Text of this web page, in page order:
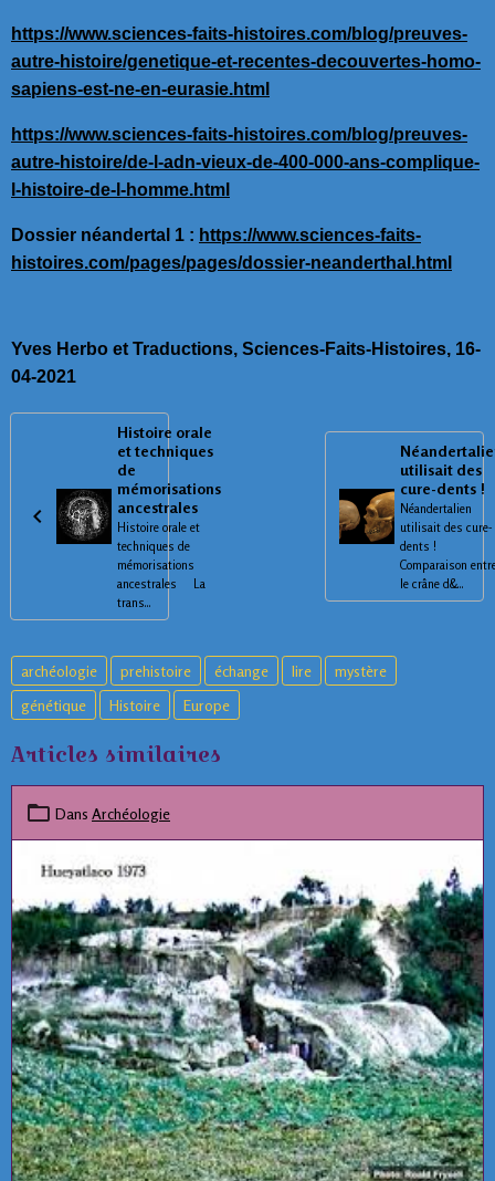
https://www.sciences-faits-histoires.com/blog/preuves-
autre-histoire/genetique-et-recentes-decouvertes-homo-
sapiens-est-ne-en-eurasie.html
https://www.sciences-faits-histoires.com/blog/preuves-
autre-histoire/de-l-adn-vieux-de-400-000-ans-complique-
l-histoire-de-l-homme.html
Dossier néandertal 1 : https://www.sciences-faits-
histoires.com/pages/pages/dossier-neanderthal.html
Yves Herbo et Traductions, Sciences-Faits-Histoires, 16-
04-2021
Histoire orale
et techniques
de
mémorisations
ancestrales
Histoire orale et
techniques de
mémorisations
ancestrales La
trans...
utilisait des
cure-dents !
Néandertalien
utilisait des cure-
dents !
Comparaison
le crâne d&...
archéologie prehistoire échange lire
mystère
génétique
Histoire Europe
Articles similaires
Dans Archéologie